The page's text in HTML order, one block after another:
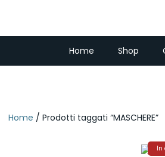
Home Shop
Home / Prodotti taggati “MASCHERE”
In